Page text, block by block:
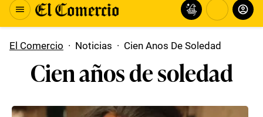
El Comercio · Noticias · Cien Anos De Soledad
Cien años de soledad